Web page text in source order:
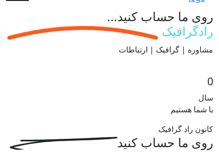
روی ما حساب کنید...
رادگرافیک
مشاوره | گرافیک | ارتباطات
0
سال
با شما هستیم
کانون راد گرافیک
روی ما حساب کنید